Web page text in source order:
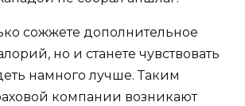
сожжете дополнительное
но и станете чувствовать
намного лучше. Таким
компании возникают